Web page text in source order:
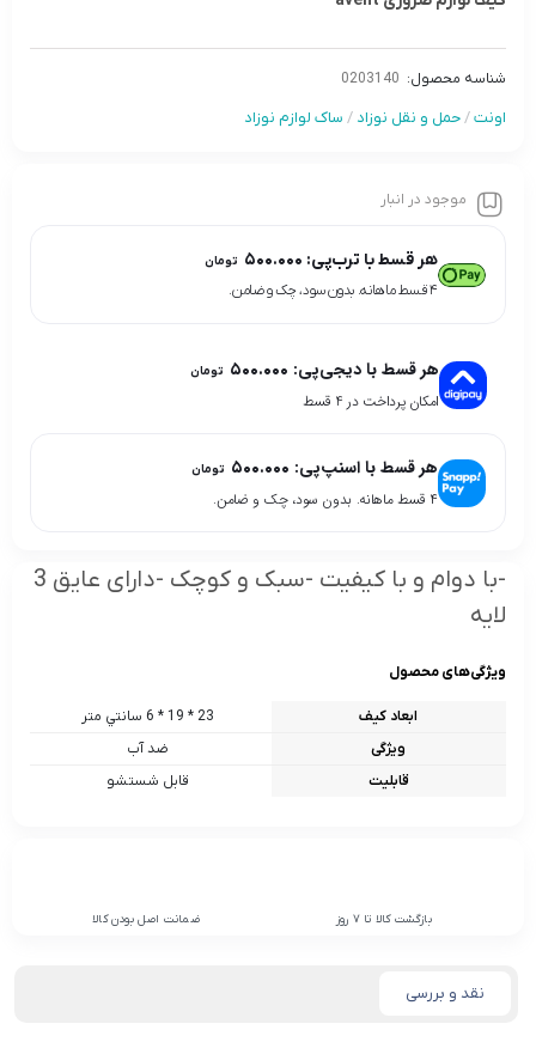
شناسه محصول: 0203140
اونت/حمل و نقل نوزاد / ساک لوازم نوزاد
موجود در انبار
هر قسط با ترب‌پی: ۵۰۰.۰۰۰ تومان
۴ قسط ماهانه. بدون سود، چک و ضامن.
هر قسط با دیجی‌پی: ۵۰۰.۰۰۰ تومان
امکان پرداخت در 4 قسط
هر قسط با اسنپ‌پی: ۵۰۰.۰۰۰ تومان
۴ قسط ماهانه. بدون سود، چک و ضامن.
-با دوام و با کیفیت -سبک و کوچک -دارای عایق 3
لایه
ویژگی‌های محصول
ابعاد کیف
23 * 19 * 6 سانتي متر
ویژگی
ضد آب
قابلیت
قابل شستشو
بازگشت کالا تا 7 روز ضمانت اصل بودن کالا
نقد و بررسی